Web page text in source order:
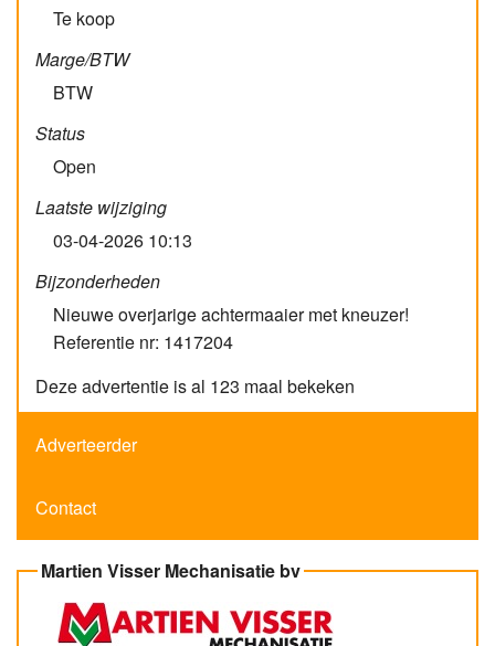
Te koop
Marge/BTW
BTW
Status
Open
Laatste wijziging
03-04-2026 10:13
Bijzonderheden
Nieuwe overjarige achtermaaier met kneuzer!
Referentie nr: 1417204
Deze advertentie is al 123 maal bekeken
Adverteerder
Contact
Martien Visser Mechanisatie bv